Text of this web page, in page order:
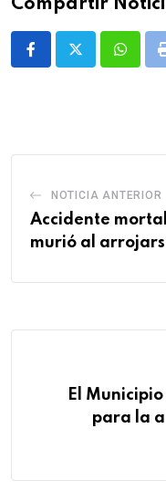
Compartir
NOTICIA ANTERIOR
Accidente
murió al
El
para la